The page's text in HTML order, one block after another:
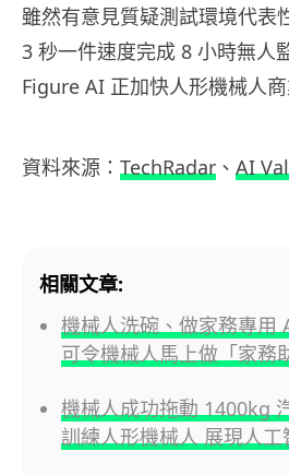
雖然有意見質疑測試環境代表
3 秒一件速度完成 8 小時無人
Figure AI 正加快人形機械人商
資料來源： TechRadar 、 AI
相關文章:
機械人洗碗、做家務專用
可令機械人馬上做「家務
機械人成功拖動 1400kg
訓練人形機械人 展現人